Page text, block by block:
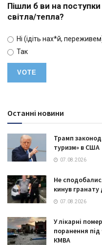
Пішли б ви на поступки
світла/тепла?
Ні (ідіть нах*й,
Так
Останні новини
Трамп
туризм» в США
07.08.2026
Не
кинув гранату
07.08.2026
У лікарні
поранення під
КМВА